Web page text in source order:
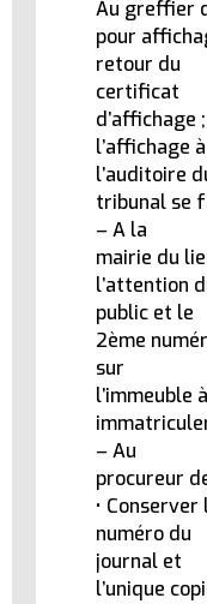
Au greffier
pour
retour du
certificat
d’affichage ;
l’affichage à
l’auditoire
tribunal se
– A la
mairie du
l’attention
public et le
2ème
sur
l’immeuble à
– Au
procureur
• Conserver
numéro du
journal et
l’unique